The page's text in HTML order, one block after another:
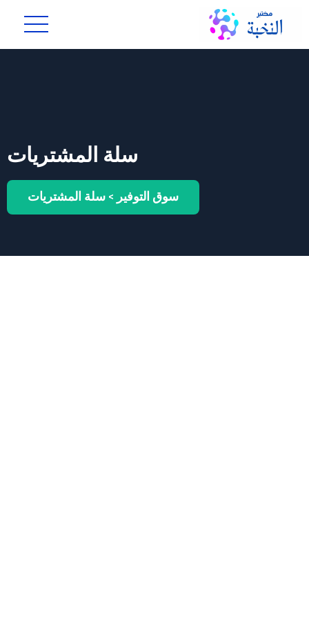
سلة المشتريات
سوق التوفير > سلة المشتريات